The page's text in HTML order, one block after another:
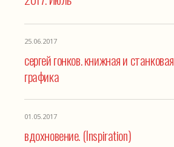
25.06.2017
сергей гонков. книжная и станковая
графика
01.05.2017
вдохновение. (Inspiration)